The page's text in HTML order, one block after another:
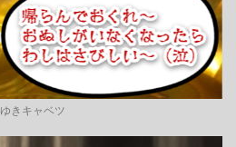
ゆきキャベツ